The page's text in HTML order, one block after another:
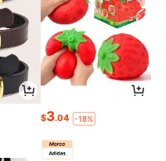
$3.04 -18%